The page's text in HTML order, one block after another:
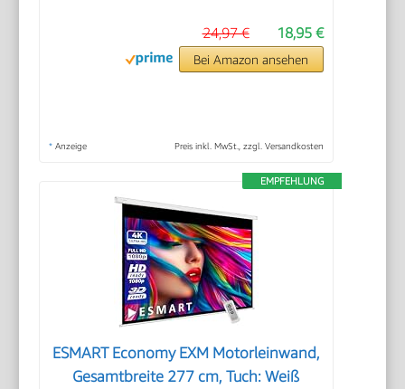
18,95 €
24,97 €
Bei Amazon ansehen
* Anzeige Preis inkl. MwSt., zzgl. Versandkosten
EMPFEHLUNG
ESMART Economy EXM Motorleinwand,
Gesamtbreite 277 cm, Tuch: Weiß